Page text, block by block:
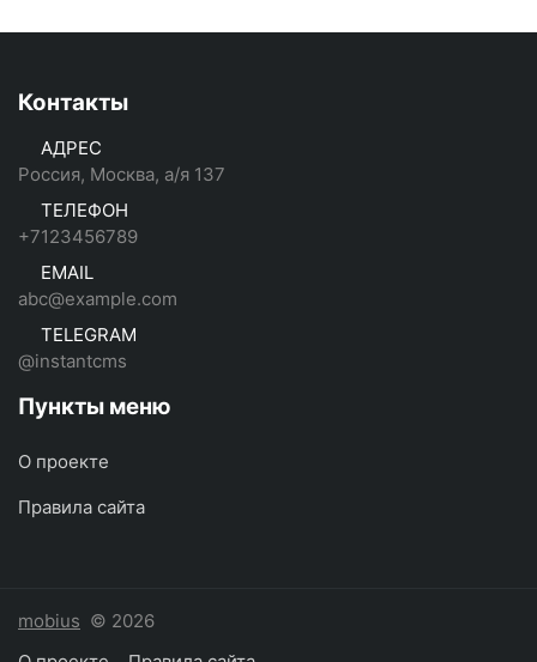
Контакты
АДРЕС
Россия, Москва, а/я 137
ТЕЛЕФОН
+7123456789
EMAIL
abc@example.com
TELEGRAM
@instantcms
Пункты меню
О проекте
Правила сайта
mobius © 2026